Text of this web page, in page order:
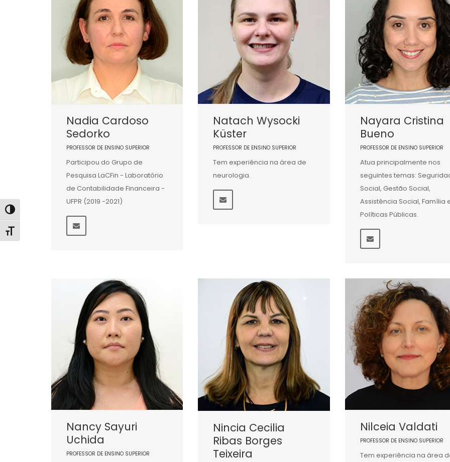
Alternar alto contraste
Alternar tamanho da fonte
Nadia Cardoso
Sedorko
PROFESSOR DE ENSINO SUPERIOR
Participou do Grupo de
Pesquisa LaCFin - Laboratório
de Contabilidade Financeira -
UFPR (2019 -2021)
Natach Wysocki
Küster
PROFESSOR DE ENSINO SUPERIOR
Tem experiência na área de
neurologia.
Nayara Cristina
Bueno
PROFESSOR DE ENSINO SUPERIOR
Atua principalmente nos
seguintes temas:
Social, Gestão Social,
Assistência Social, Família
Políticas Públicas.
Nancy Sayuri
Uchida
PROFESSOR DE ENSINO SUPERIOR
Nincia Cecilia
Ribas Borges
Teixeira
Nilceia Valdati
PROFESSOR DE ENSINO SUPERIOR
Tem experiência na área